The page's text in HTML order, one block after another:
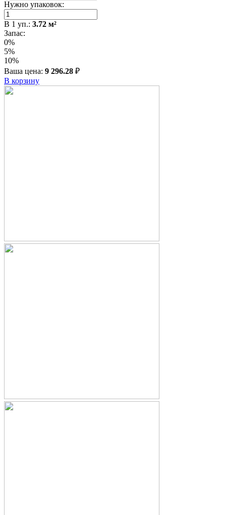
Нужно упаковок:
В 1 уп.: 3.72 м²
Запас:
0%
5%
10%
Ваша цена: 9 296.28 ₽
В корзину